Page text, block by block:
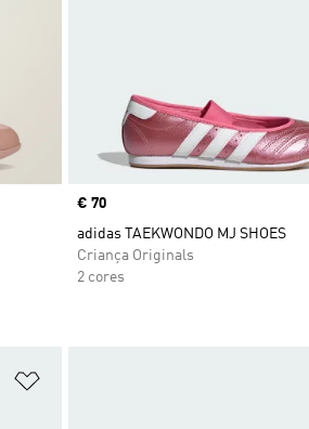
Price
€ 70
adidas TAEKWONDO MJ SHOES
Criança Originals
2 cores